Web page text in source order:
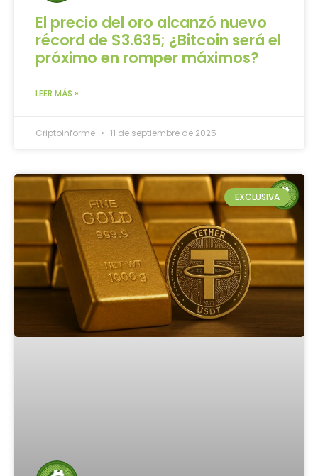
El precio del oro alcanzó nuevo
récord de $3.635; ¿Bitcoin será el
próximo en romper máximos?
LEER MÁS »
Criptoinforme 11 de septiembre de 2025
EXCLUSIVA